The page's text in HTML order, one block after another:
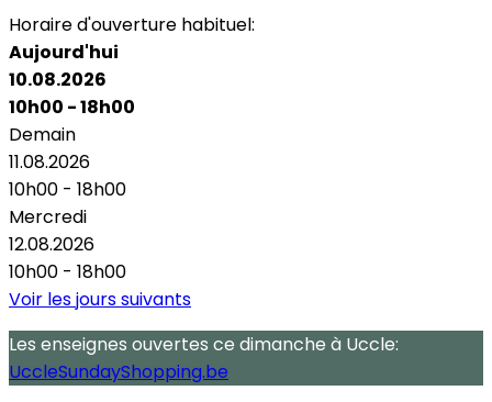
Horaire d'ouverture habituel:
Aujourd'hui
10.08.2026
10h00 - 18h00
Demain
11.08.2026
10h00 - 18h00
Mercredi
12.08.2026
10h00 - 18h00
Voir les jours suivants
Les enseignes ouvertes ce dimanche à Uccle:
UccleSundayShopping.be